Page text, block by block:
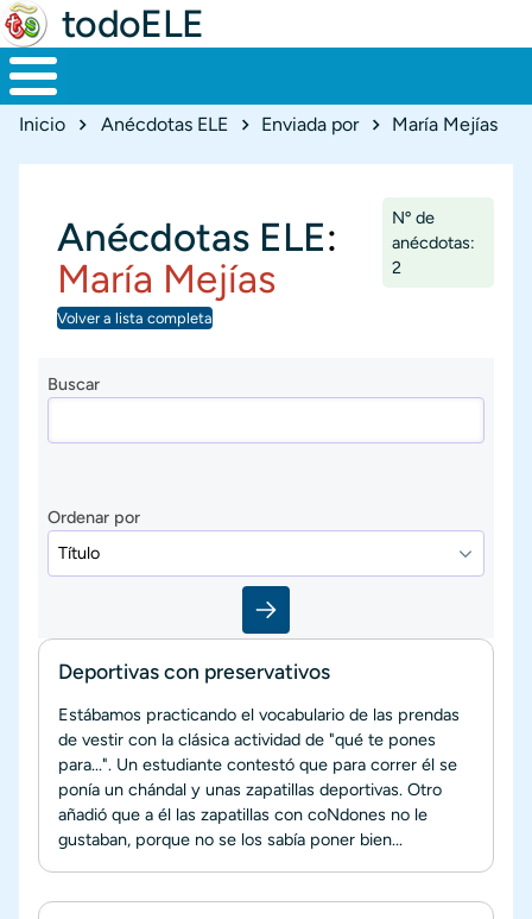
todoELE
Ruta de navegación
Inicio Anécdotas ELE Enviada por María Mejías
Anécdotas ELE:
María Mejías
Nº de
anécdotas:
2
Volver a lista completa
Buscar
Ordenar por
Deportivas con preservativos
Estábamos practicando el vocabulario de las prendas
de vestir con la clásica actividad de "qué te pones
para...". Un estudiante contestó que para correr él se
ponía un chándal y unas zapatillas deportivas. Otro
añadió que a él las zapatillas con coNdones no le
gustaban, porque no se los sabía poner bien...